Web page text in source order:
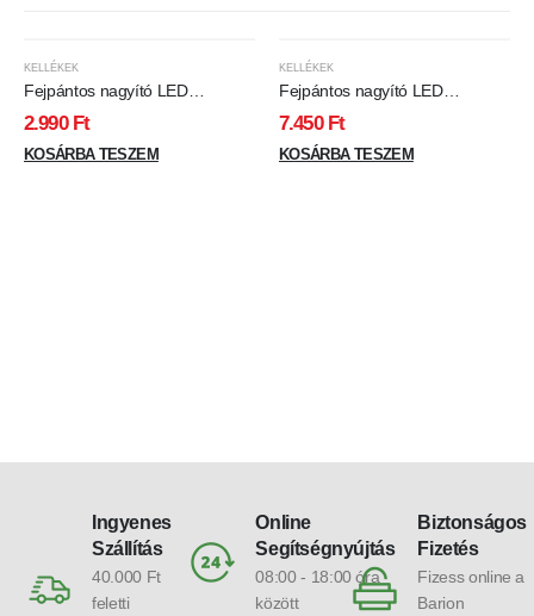
KELLÉKEK
Fejpántos nagyító LED
világítással
2.990 Ft
KOSÁRBA TESZEM
KELLÉKEK
Fejpántos nagyító LED
világítással, dupla lencsével
7.450 Ft
KOSÁRBA TESZEM
Ingyenes
Szállítás
40.000 Ft
feletti
Online
Segítségnyújtás
08:00 - 18:00 óra
között
Biztonságos
Fizetés
Fizess online a
Barion